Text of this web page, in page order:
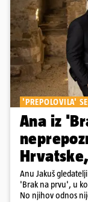
'PREPOLOVILA' SE
Ana iz
Anu Jakuš
'Brak na prvu', u
No njihov odnos